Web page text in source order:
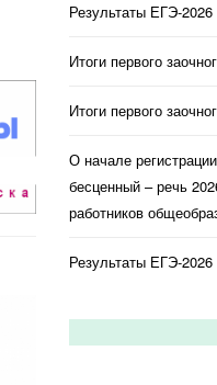
Результаты ЕГЭ-
Итоги первого
Итоги первого
О начале
бесценный – речь
работников
Результаты ЕГЭ-